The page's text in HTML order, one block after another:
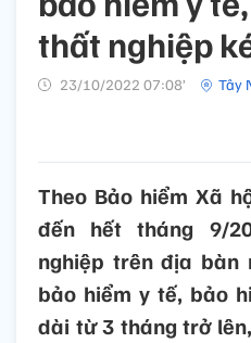
thất nghiệp
23/10/2022 07:08’ Tây
Theo Bảo hiểm Xã
đến hết tháng 9/
nghiệp trên địa bàn
bảo hiểm y tế, bảo
dài từ 3 tháng trở